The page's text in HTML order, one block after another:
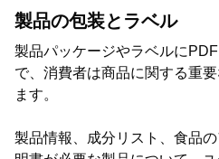
製品の包装とラベル
製品パッケージやラベルに
で、消費者は商品に関する重
ます。
製品情報、成分リスト、食品